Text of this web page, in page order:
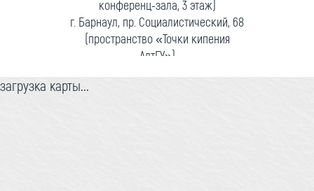
конференц-зала, 3 этаж)
г. Барнаул, пр. Социалистический, 68
(пространство «Точки кипения
АлтГУ»)
загрузка карты...